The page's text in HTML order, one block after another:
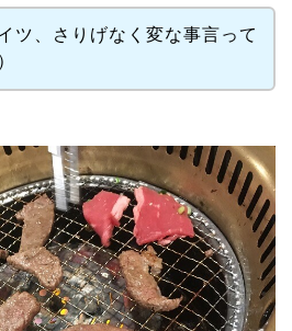
ツ、さりげなく変な事言って